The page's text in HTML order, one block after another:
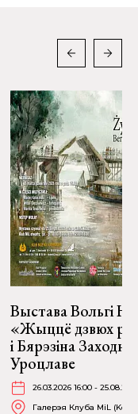
Выстава Вольгі
«Жыццё дзвюх
і Бярэзіна
Уроцлаве
26.03.2026 16:00 -
Галерэя Клуба MiL